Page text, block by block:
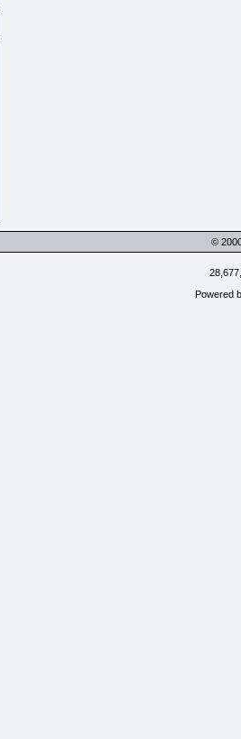
©
Powered